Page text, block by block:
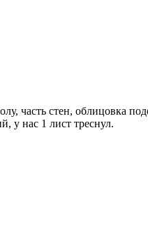
часть стен, облицовка
у нас 1 лист треснул.